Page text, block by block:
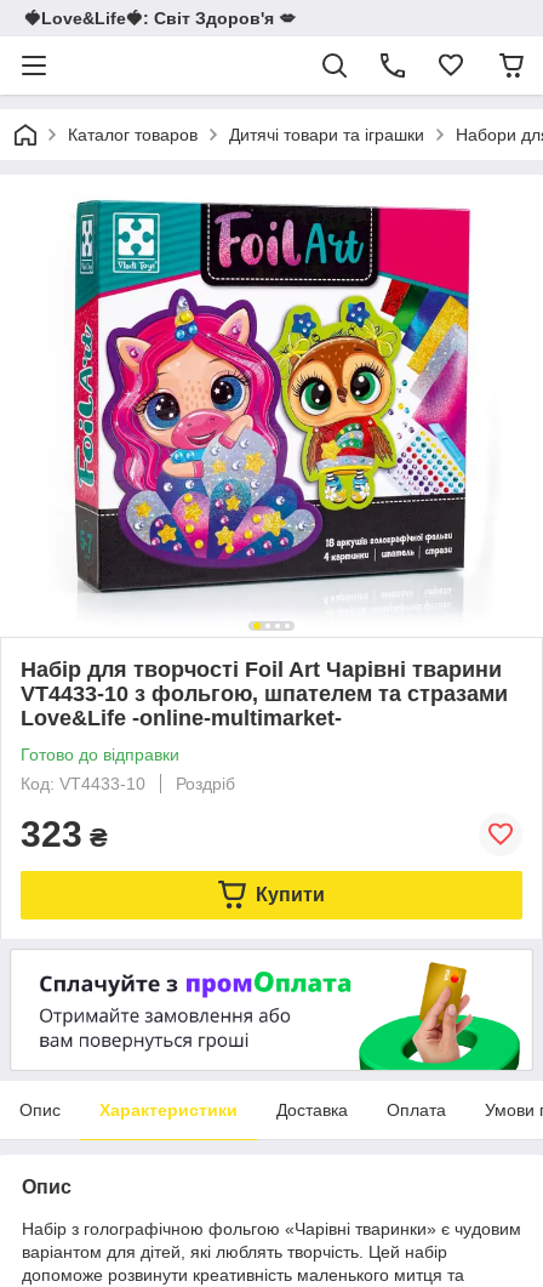
🍓Love&Life🍓: Світ Здоров'я 💋
Каталог товаров Дитячі товари та іграшки Набори
Набір для творчості Foil Art Чарівні тварини
VT4433-10 з фольгою, шпателем та стразами
Love&Life -online-multimarket-
Готово до відправки
Код: VT4433-10
Роздріб
323 ₴
Купити
Опис Характеристики Доставка Оплата Умови
Опис
Набір з голографічною фольгою «Чарівні тваринки» є чудовим
варіантом для дітей, які люблять творчість. Цей набір
допоможе розвинути креативність маленького митця та